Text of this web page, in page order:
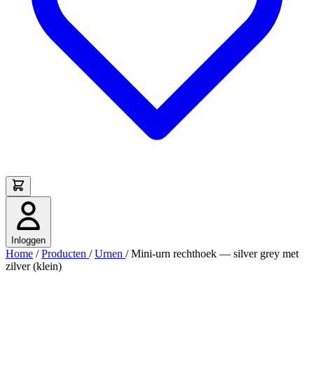
Inloggen
Home / Producten / Urnen / Mini-urn rechthoek — silver grey met
zilver (klein)